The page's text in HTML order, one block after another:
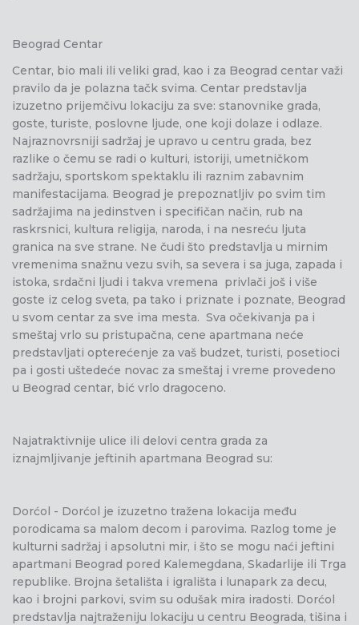
Beograd Centar
Centar, bio mali ili veliki grad, kao i za Beograd centar važi
pravilo da je polazna tačk svima. Centar predstavlja
izuzetno prijemčivu lokaciju za sve: stanovnike grada,
goste, turiste, poslovne ljude, one koji dolaze i odlaze.
Najraznovrsniji sadržaj je upravo u centru grada, bez
razlike o čemu se radi o kulturi, istoriji, umetničkom
sadržaju, sportskom spektaklu ili raznim zabavnim
manifestacijama. Beograd je prepoznatljiv po svim tim
sadržajima na jedinstven i specifičan način, rub na
raskrsnici, kultura religija, naroda, i na nesreću ljuta
granica na sve strane. Ne čudi što predstavlja u mirnim
vremenima snažnu vezu svih, sa severa i sa juga, zapada i
istoka, srdačni ljudi i takva vremena privlači još i više
goste iz celog sveta, pa tako i priznate i poznate, Beograd
u svom centar za sve ima mesta. Sva očekivanja pa i
smeštaj vrlo su pristupačna, cene apartmana neće
predstavljati opterećenje za vaš budzet, turisti, posetioci
pa i gosti uštedeće novac za smeštaj i vreme provedeno
u Beograd centar, bić vrlo dragoceno.
Najatraktivnije ulice ili delovi centra grada za
iznajmljivanje jeftinih apartmana Beograd su:
Dorćol - Dorćol je izuzetno tražena lokacija među
porodicama sa malom decom i parovima. Razlog tome je
kulturni sadržaj i apsolutni mir, i što se mogu naći jeftini
apartmani Beograd pored Kalemegdana, Skadarlije ili Trga
republike. Brojna šetališta i igrališta i lunapark za decu,
kao i brojni parkovi, svim su odušak mira iradosti. Dorćol
predstavlja najtraženiju lokaciju u centru Beograda, tišina i